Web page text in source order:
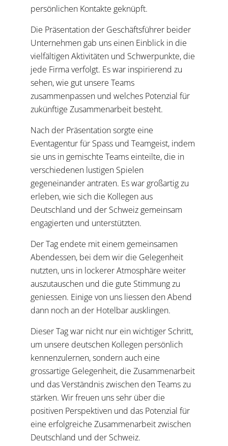
persönlichen Kontakte geknüpft.
Die Präsentation der Geschäftsführer beider
Unternehmen gab uns einen Einblick in die
vielfältigen Aktivitäten und Schwerpunkte, die
jede Firma verfolgt. Es war inspirierend zu
sehen, wie gut unsere Teams
zusammenpassen und welches Potenzial für
zukünftige Zusammenarbeit besteht.
Nach der Präsentation sorgte eine
Eventagentur für Spass und Teamgeist, indem
sie uns in gemischte Teams einteilte, die in
verschiedenen lustigen Spielen
gegeneinander antraten. Es war großartig zu
erleben, wie sich die Kollegen aus
Deutschland und der Schweiz gemeinsam
engagierten und unterstützten.
Der Tag endete mit einem gemeinsamen
Abendessen, bei dem wir die Gelegenheit
nutzten, uns in lockerer Atmosphäre weiter
auszutauschen und die gute Stimmung zu
geniessen. Einige von uns liessen den Abend
dann noch an der Hotelbar ausklingen.
Dieser Tag war nicht nur ein wichtiger Schritt,
um unsere deutschen Kollegen persönlich
kennenzulernen, sondern auch eine
grossartige Gelegenheit, die Zusammenarbeit
und das Verständnis zwischen den Teams zu
stärken. Wir freuen uns sehr über die
positiven Perspektiven und das Potenzial für
eine erfolgreiche Zusammenarbeit zwischen
Deutschland und der Schweiz.